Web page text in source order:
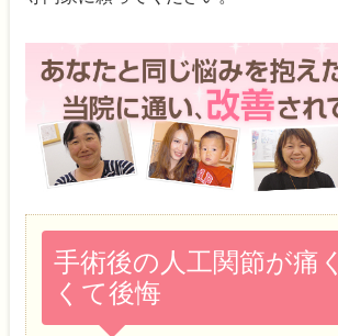
手術後の人工関節が痛
くて後悔